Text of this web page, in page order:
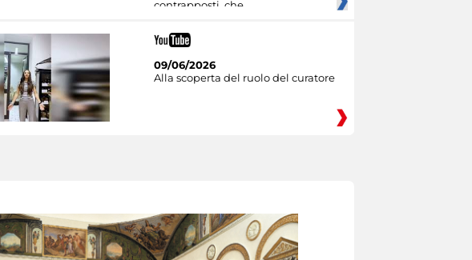
contrapposti, che
09/06/2026
Alla scoperta del ruolo del curatore